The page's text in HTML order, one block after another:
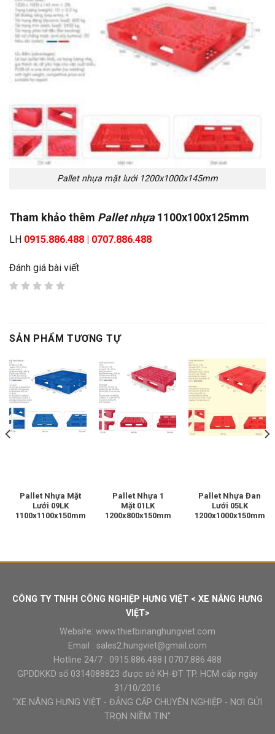
Pallet nhựa mặt lưới 1200x1000x145mm
Tham khảo thêm Pallet nhựa1100x100x125mm
LH 0915.886.488 | 0707.886.488
Đánh giá bài viết
SẢN PHẨM TƯƠNG TỰ
Pallet Nhựa Mặt
Lưới 09LK
1100x1100x150mm
Pallet Nhựa 1
Mặt 01LK
1200x800x150mm
Pallet Nhựa Đan
Lưới 05LK
1200x1000x150mm
CÔNG TY TNHH CÔNG NGHIỆP HƯNG VIỆT < XE NÂNG HƯNG
VIỆT>
Website: www.thietbinanghungviet.com
Email : sales2.hungviet@gmail.com
Hotline 24/7 : 0915.886.488
0707.886.488
GPDDKKD số 0314088823 được sở KH-ĐT TP. HCM cấp ngày
31/10/2016
"XE NÂNG HƯNG VIỆT - ĐẲNG CẤP CHUYÊN NGHIỆP - NƠI GỬI
TRỌN NIỀM TIN"